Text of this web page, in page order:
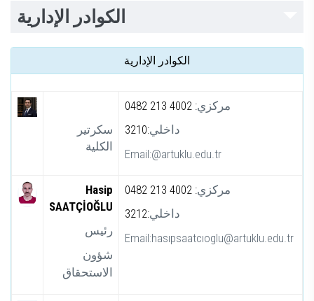
الكوادر الإدارية
الكوادر الإدارية
سكرتير
الكلية
0482 213 4002 :مركزي
3210:داخلي
Email:@artuklu.edu.tr
Hasip
SAATÇİOĞLU
رئيس
شؤون
الاستحقاق
0482 213 4002 :مركزي
3212:داخلي
Email:hasıpsaatcıoglu@artuklu.edu.tr